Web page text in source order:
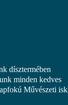
dísztermében
minden kedves
Művészeti